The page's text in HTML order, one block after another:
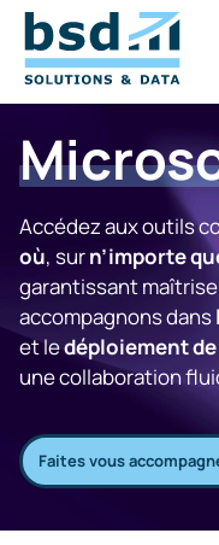
Accédez aux outils
où, surn’importe
garantissant
accompagnons dans
et ledéploiement
une collaboration
Faites vous